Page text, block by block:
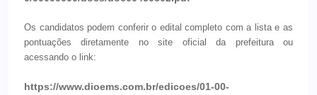
Os candidatos podem conferir o edital completo com a lista e as
pontuações diretamente no site oficial da prefeitura ou
acessando o link:
https://www.dioems.com.br/edicoes/01-00-